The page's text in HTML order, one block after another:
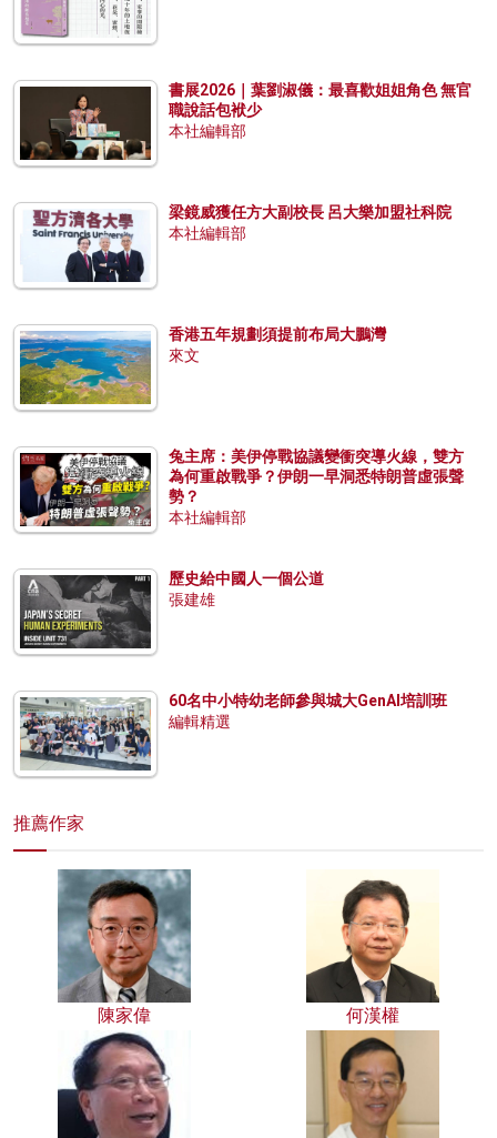
書展2026｜葉劉淑儀：最喜歡姐姐角色 無官
職說話包袱少
本社編輯部
梁鏡威獲任方大副校長 呂大樂加盟社科院
本社編輯部
香港五年規劃須提前布局大鵬灣
來文
兔主席：美伊停戰協議變衝突導火線，雙方
為何重啟戰爭？伊朗一早洞悉特朗普虛張聲
勢？
本社編輯部
歷史給中國人一個公道
張建雄
60名中小特幼老師參與城大GenAI培訓班
編輯精選
推薦作家
陳家偉 何漢權